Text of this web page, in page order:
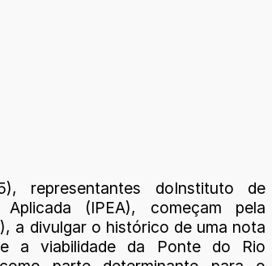
representantes doInstituto de
Aplicada (IPEA), começam pela
a divulgar o histórico de uma nota
a viabilidade da Ponte do Rio